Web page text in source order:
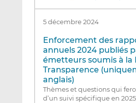
5 décembre 2024
Enforcement des
annuels 2024 publiés
émetteurs soumis à la
Transparence
anglais)
Thèmes et questions qui
d’un suivi spécifique en 2025